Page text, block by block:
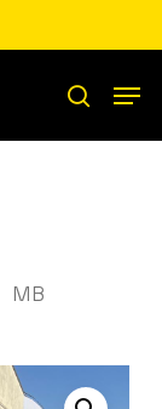
search
MB